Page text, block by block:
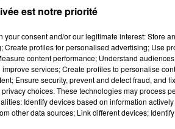
!
est notre priorité
consent and/or our legitimate interest: Store
profiles for personalised advertising; Use
content performance; Understand
services; Create profiles to personalise
Ensure security, prevent and detect fraud, and
choices. These technologies may process
Identify devices based on information actively
other data sources; Link different devices;